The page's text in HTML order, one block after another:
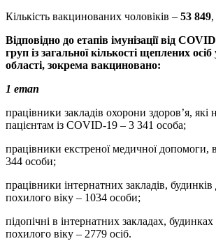
Кількість вакцинованих чоловіків – 53 849
Відповідно до етапів імунізації від
груп із загальної кількості щеплених осіб
області, зокрема вакциновано:
1 етап
працівники закладів охорони здоров’я,
пацієнтам із COVID-19 – 3 341 особа;
працівники екстреної медичної допомоги,
344 особи;
працівники інтернатних закладів,
похилого віку – 1034 особи;
підопічні в інтернатних закладах,
похилого віку – 2779 осіб.